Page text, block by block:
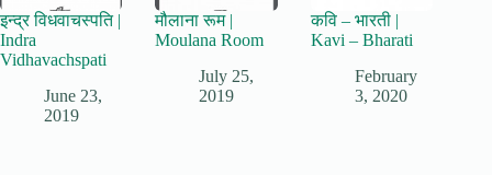
इन्द्र विधवाचस्पति |
Indra
Vidhavachspati
June 23,
2019
मौलाना रूम |
Moulana Room
July 25,
2019
कवि – भारती |
Kavi – Bharati
February
3, 2020